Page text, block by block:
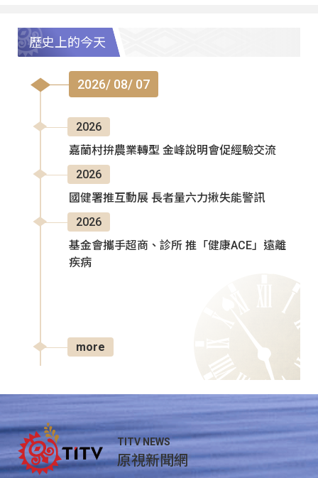
歷史上的今天
2026/ 08/ 07
2026
嘉蘭村拚農業轉型 金峰說明會促經驗交流
2026
國健署推互動展 長者量六力揪失能警訊
2026
基金會攜手超商、診所 推「健康ACE」遠離
疾病
more
TITV NEWS
原視新聞網